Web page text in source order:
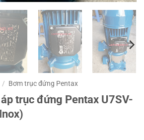
/ Bơm trục đứng Pentax
trục đứng Pentax U7SV-